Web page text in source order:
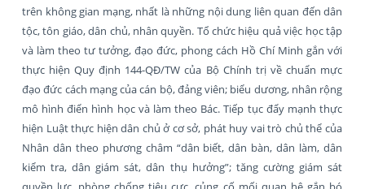
trên không gian mạng, nhất là những nội dung liên quan đến dân
tộc, tôn giáo, dân chủ, nhân quyền. Tổ chức hiệu quả việc học tập
và làm theo tư tưởng, đạo đức, phong cách Hồ Chí Minh gắn với
thực hiện Quy định 144-QĐ/TW của Bộ Chính trị về chuẩn mực
đạo đức cách mạng của cán bộ, đảng viên; biểu dương, nhân rộng
mô hình điển hình học và làm theo Bác. Tiếp tục đẩy mạnh thực
hiện Luật thực hiện dân chủ ở cơ sở, phát huy vai trò chủ thể của
Nhân dân theo phương châm “dân biết, dân bàn, dân làm, dân
kiểm tra, dân giám sát, dân thụ hưởng”; tăng cường giám sát